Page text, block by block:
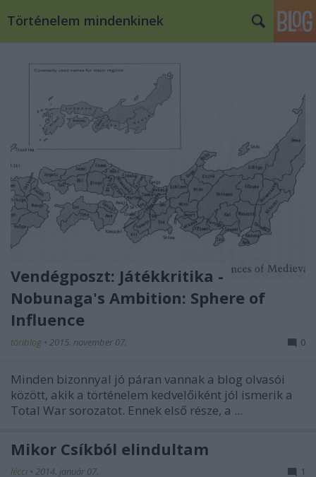
Történelem mindenkinek
Vendégposzt: Játékkritika -
Nobunaga's Ambition: Sphere of
Influence
töriblog • 2015. november 07. 0
Minden bizonnyal jó páran vannak a blog olvasói
között, akik a történelem kedvelőiként jól ismerik a
Total War sorozatot. Ennek első része, a ...
Mikor Csíkból elindultam
lécci • 2014. január 07. 1